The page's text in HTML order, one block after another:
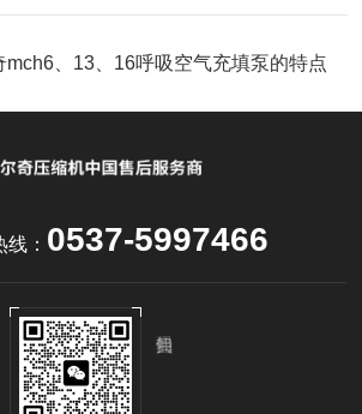
mch6、13、16呼吸空气充填泵的特点
线： 0537-5997466